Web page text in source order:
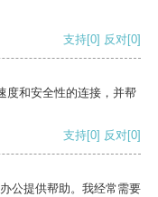
支持[0] 反对[0]
度和安全性的连接，并帮
支持[0] 反对[0]
公提供帮助。我经常需要